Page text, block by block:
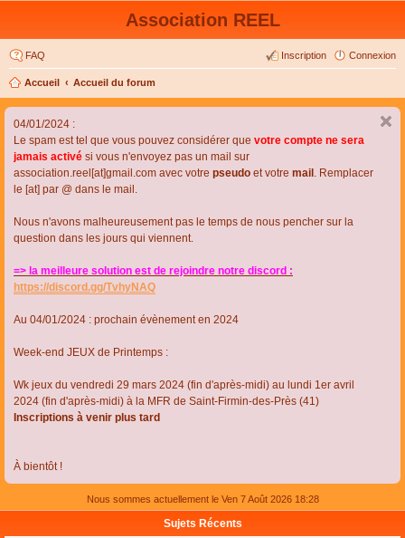
Association REEL
FAQ Connexion
Inscription
Accueil Accueil du forum
04/01/2024 :
Le spam est tel que vous pouvez considérer que votre compte ne sera
jamais activé si vous n'envoyez pas un mail sur
association.reel[at]gmail.com avec votre pseudo et votre mail . Remplacer
le [at] par @ dans le mail.
Nous n'avons malheureusement pas le temps de nous pencher sur la
question dans les jours qui viennent.
=> la meilleure solution est de rejoindre notre discord :
https://discord.gg/TvhyNAQ
Au 04/01/2024 : prochain évènement en 2024
Week-end JEUX de Printemps :
Wk jeux du vendredi 29 mars 2024 (fin d'après-midi) au lundi 1er avril
2024 (fin d'après-midi) à la MFR de Saint-Firmin-des-Près (41)
Inscriptions à venir plus tard
À bientôt !
Nous sommes actuellement le Ven 7 Août 2026 18:28
Sujets Récents